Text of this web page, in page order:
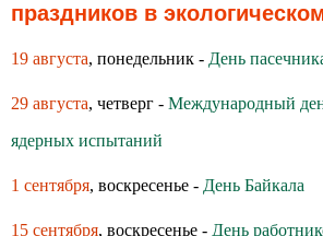
праздников в
19 августа, понедельник - День
29 августа, четверг - Международный
ядерных испытаний
1 сентября, воскресенье - День Байкала
15 сентября, воскресенье - День